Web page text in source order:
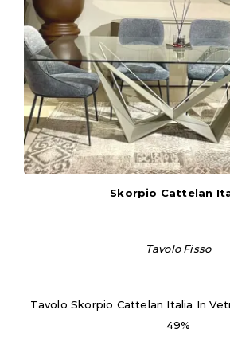
Skorpio Cattelan
Tavolo Fisso
Tavolo Skorpio Cattelan Italia In
49%